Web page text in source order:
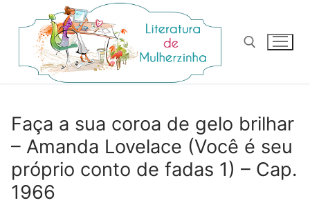
para
conteúdo
Faça a sua coroa de gelo brilhar
– Amanda Lovelace (Você é seu
próprio conto de fadas 1) – Cap.
1966